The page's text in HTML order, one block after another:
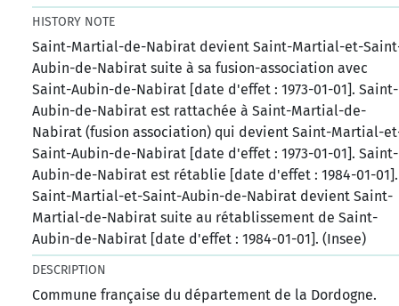
HISTORY NOTE
Saint-Martial-de-Nabirat devient Saint-Martial-et-
Aubin-de-Nabirat suite à sa fusion-association avec
Saint-Aubin-de-Nabirat [date d'effet : 1973-01-01]. Saint-
Aubin-de-Nabirat est rattachée à Saint-Martial-de-
Nabirat (fusion association) qui devient Saint-Martial-
Saint-Aubin-de-Nabirat [date d'effet : 1973-01-01]. Saint-
Aubin-de-Nabirat est rétablie [date d'effet : 1984-01-01].
Saint-Martial-et-Saint-Aubin-de-Nabirat devient Saint-
Martial-de-Nabirat suite au rétablissement de Saint-
Aubin-de-Nabirat [date d'effet : 1984-01-01]. (Insee)
DESCRIPTION
Commune française du département de la Dordogne.